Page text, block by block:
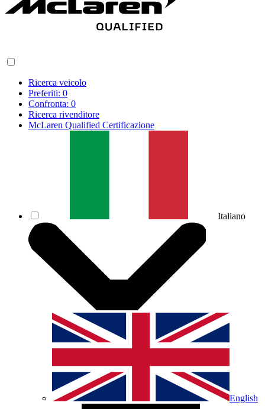
Ricerca veicolo
Preferiti: 0
Confronta: 0
Ricerca rivenditore
McLaren Qualified Certificazione
Italiano
English